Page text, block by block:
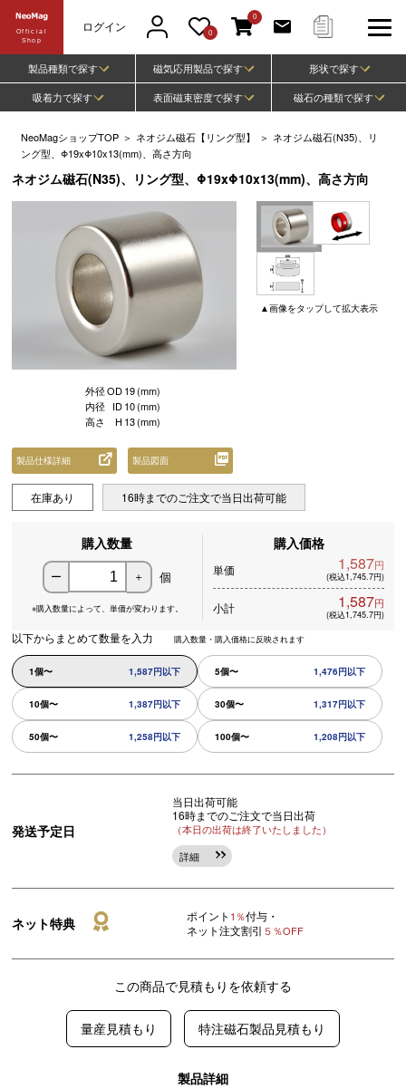
Official
Shop
ログイン 0
0
製品種類で探す 磁気応用製品で探す
形状で探す
吸着力で探す
表面磁束密度で探す 磁石の種類で探す
NeoMagショップTOP ＞ ネオジム磁石【リング型】 ＞ ネオジム磁石(N35)、リ
ング型、Φ19xΦ10x13(mm)、高さ方向
ネオジム磁石(N35)、リング型、Φ19xΦ10x13(mm)、高さ方向
▲画像をタップして拡大表示
外径OD 19(mm)
内径 ID 10(mm)
高さ
H 13(mm)
製品仕様詳細 製品図面
在庫あり 16時までのご注文で当日出荷可能
購入数量
ー ＋ 個
※購入数量によって、 単価が変わります。
購入価格
単価 1,587円
(税込1,745.7円)
小計 1,587円
(税込1,745.7円)
以下からまとめて数量を入力 購入数量・購入価格に反映されます
1個〜 1,587円以下 5個〜 1,476円以下
10個〜 1,387円以下 30個〜 1,317円以下
50個〜 1,258円以下 100個〜 1,208円以下
発送予定日
当日出荷可能
16時までのご注文で当日出荷
（本日の出荷は終了いたしました）
詳細
ネット特典 ポイント 1％付与・
ネット注文割引 ５％OFF
この商品で見積もりを依頼する
量産見積もり 特注磁石製品見積もり
製品詳細